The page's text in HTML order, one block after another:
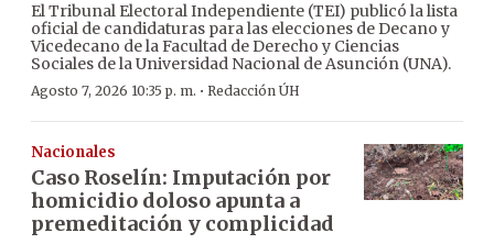
El Tribunal Electoral Independiente (TEI) publicó la lista
oficial de candidaturas para las elecciones de Decano y
Vicedecano de la Facultad de Derecho y Ciencias
Sociales de la Universidad Nacional de Asunción (UNA).
Agosto 7, 2026 10:35 p. m. · Redacción ÚH
Nacionales
Caso Roselín: Imputación por
homicidio doloso apunta a
premeditación y complicidad